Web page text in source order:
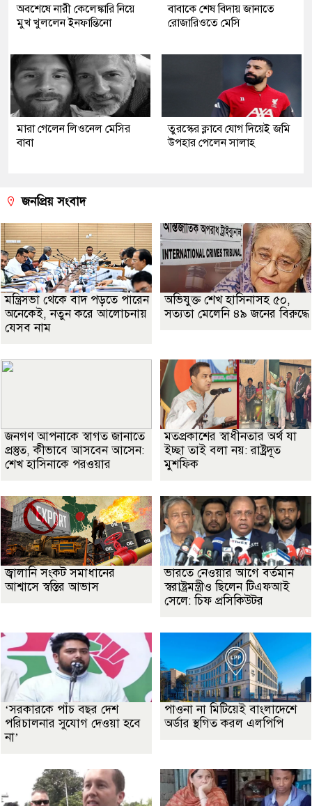
অবশেষে নারী কেলেঙ্কারি নিয়ে
মুখ খুললেন ইনফান্তিনো
বাবাকে শেষ বিদায় জানাতে
রোজারিওতে মেসি
মারা গেলেন লিওনেল মেসির
বাবা
তুরস্কের ক্লাবে যোগ দিয়েই জমি
উপহার পেলেন সালাহ
জনপ্রিয় সংবাদ
মন্ত্রিসভা থেকে বাদ পড়তে পারেন
অনেকেই, নতুন করে আলোচনায়
যেসব নাম
অভিযুক্ত শেখ হাসিনাসহ ৫০,
সত্যতা মেলেনি ৪৯ জনের বিরুদ্ধে
জনগণ আপনাকে স্বাগত জানাতে
প্রস্তুত, কীভাবে আসবেন আসেন:
শেখ হাসিনাকে পরওয়ার
মতপ্রকাশের স্বাধীনতার অর্থ যা
ইচ্ছা তাই বলা নয়: রাষ্ট্রদূত
মুশফিক
জ্বালানি সংকট সমাধানের
আশ্বাসে স্বস্তির আভাস
ভারতে নেওয়ার আগে বর্তমান
স্বরাষ্ট্রমন্ত্রীও ছিলেন টিএফআই
সেলে: চিফ প্রসিকিউটর
‘সরকারকে পাঁচ বছর দেশ
পরিচালনার সুযোগ দেওয়া হবে
না’
পাওনা না মিটিয়েই বাংলাদেশে
অর্ডার স্থগিত করল এলপিপি